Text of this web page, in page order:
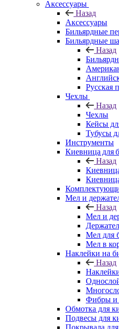
Аксессуары
Назад
Аксессуары
Бильярдные
Бильярдные
Назад
Русская
Чехлы
Назад
Чехлы
Кейсы
Тубусы
Инструменты
Киевница для
Назад
Мел и
Назад
Мел и
Мел для
Мел в
Наклейки на
Назад
Фибры и
Обмотка для
Подвесы для
Покрывала для